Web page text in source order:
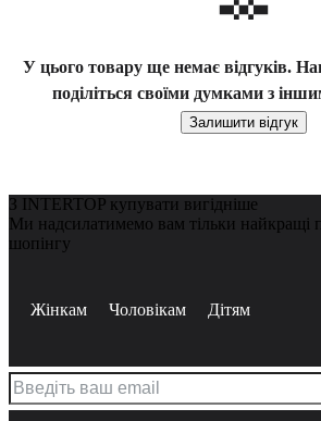
У цього товару ще немає відгуків.
поділіться своїми думками з
Залишити відгук
З INTERTOP купувати вигідніше
Ми надсилатимемо вам тільки найкращі
шопінгу
Жінкам Чоловікам Дітям